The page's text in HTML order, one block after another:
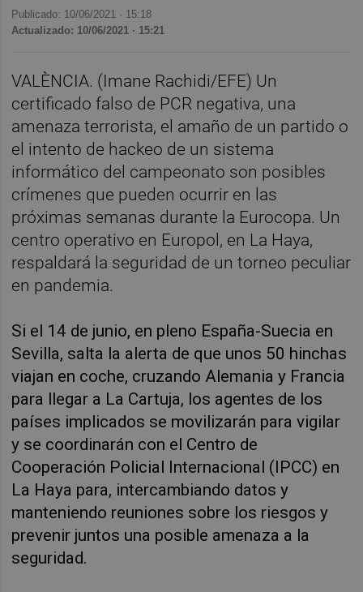
Publicado: 10/06/2021 · 15:18
Actualizado: 10/06/2021 · 15:21
VALÈNCIA. (Imane Rachidi/EFE) Un
certificado falso de PCR negativa, una
amenaza terrorista, el amaño de un partido o
el intento de hackeo de un sistema
informático del campeonato son posibles
crímenes que pueden ocurrir en las
próximas semanas durante la Eurocopa. Un
centro operativo en Europol, en La Haya,
respaldará la seguridad de un torneo peculiar
en pandemia.
Si el 14 de junio, en pleno España-Suecia en
Sevilla, salta la alerta de que unos 50 hinchas
viajan en coche, cruzando Alemania y Francia
para llegar a La Cartuja, los agentes de los
países implicados se movilizarán para vigilar
y se coordinarán con el Centro de
Cooperación Policial Internacional (IPCC) en
La Haya para, intercambiando datos y
manteniendo reuniones sobre los riesgos y
prevenir juntos una posible amenaza a la
seguridad.